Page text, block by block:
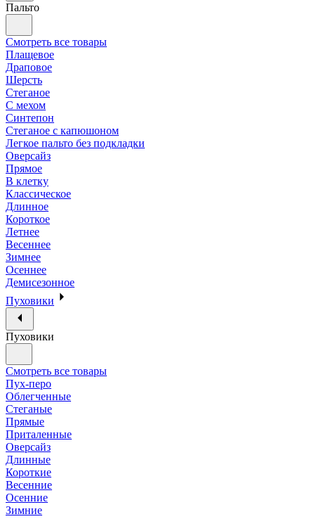
Пальто
Смотреть все товары
Плащевое
Драповое
Шерсть
Стеганое
С мехом
Синтепон
Стеганое с капюшоном
Легкое пальто без подкладки
Оверсайз
Прямое
В клетку
Классическое
Длинное
Короткое
Летнее
Весеннее
Зимнее
Осеннее
Демисезонное
Пуховики
Пуховики
Смотреть все товары
Пух-перо
Облегченные
Стеганые
Прямые
Приталенные
Оверсайз
Длинные
Короткие
Весенние
Осенние
Зимние